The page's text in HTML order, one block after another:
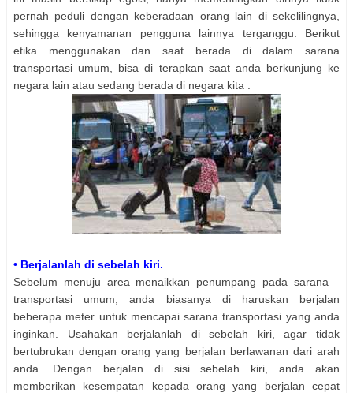
pernah peduli dengan keberadaan orang lain di sekelilingnya,
sehingga kenyamanan pengguna lainnya terganggu. Berikut
etika menggunakan dan saat berada di dalam sarana
transportasi umum, bisa di terapkan saat anda berkunjung ke
negara lain atau sedang berada di negara kita :
• Berjalanlah di sebelah kiri.
Sebelum menuju area menaikkan penumpang pada sarana
transportasi umum, anda biasanya di haruskan berjalan
beberapa meter untuk mencapai sarana transportasi yang anda
inginkan. Usahakan berjalanlah di sebelah kiri, agar tidak
bertubrukan dengan orang yang berjalan berlawanan dari arah
anda. Dengan berjalan di sisi sebelah kiri, anda akan
memberikan kesempatan kepada orang yang berjalan cepat